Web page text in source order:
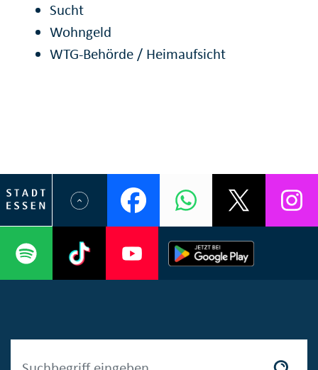
Sucht
Wohngeld
WTG-Behörde / Heimaufsicht